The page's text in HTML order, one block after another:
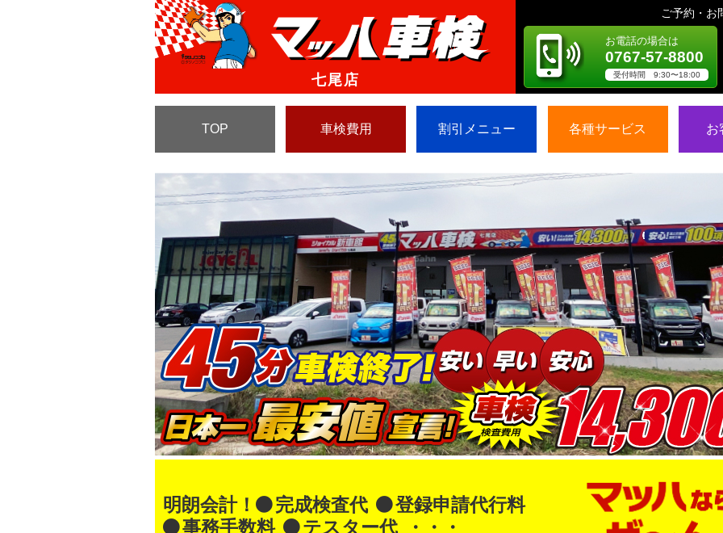
七尾店
ご予約・お
お電話の場合は
0767-57-8800
受付時間 9:30〜18:00
TOP 車検費用 割引メニュー 各種サービス お
明朗会計！ 完成検査代
登録申請代行料
事務手数料
テスター代 ・・・